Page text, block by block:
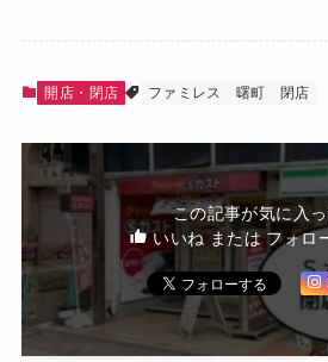
開店・閉店 ファミレス 曙町 閉店
この記事が気に入
いいね または フォロ